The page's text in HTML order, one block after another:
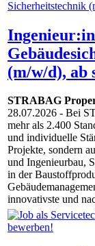
(m/w/d), ab
STRABAG
28.07.2026 - Bei
mehr als 2.400
und individuelle
Projekte, sondern
und Ingenieurbau,
in der
innovativste und